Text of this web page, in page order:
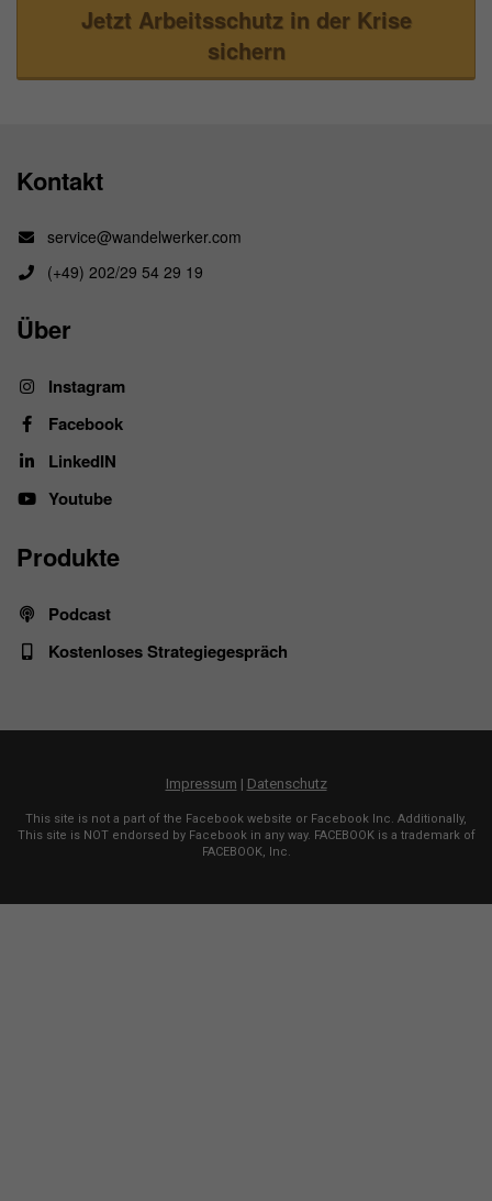
Jetzt Arbeitsschutz in der Krise
sichern
Kontakt
service@wandelwerker.com
(+49) 202/29 54 29 19
Über
Instagram
Facebook
LinkedIN
​Youtube
Produkte
Podcast
Kostenloses Strategiegespräch
Impressum | Datenschutz
This site is not a part of the Facebook website or Facebook Inc. Additionally,
This site is NOT endorsed by Facebook in any way. FACEBOOK is a trademark of
FACEBOOK, Inc.